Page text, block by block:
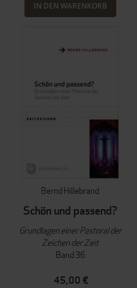
IN DEN WARENKORB
Bernd Hillebrand
Schön und passend?
Grundlagen einer Pastoral der
Zeichen der Zeit
Band 36
45,00 €